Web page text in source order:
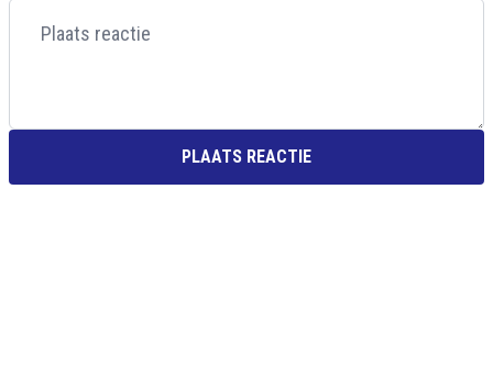
PLAATS REACTIE